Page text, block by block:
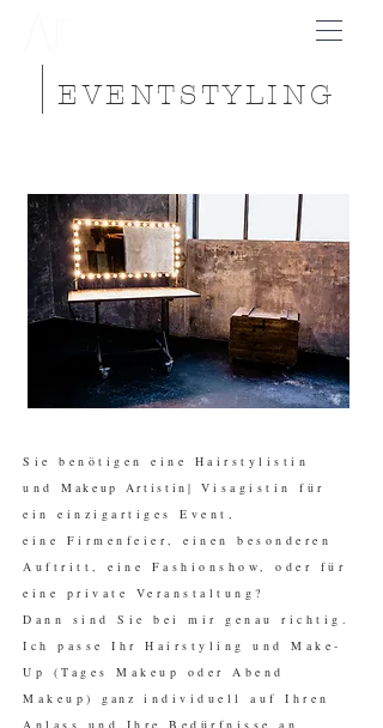
EVENTSTYLING
Sie benötigen eine Hairstylistin
und Makeup Artistin| Visagistin für
ein einzigartiges Event,
eine Firmenfeier, einen besonderen
Auftritt, eine Fashionshow, oder für
eine private Veranstaltung?
Dann sind Sie bei mir genau richtig.
Ich passe Ihr Hairstyling und Make-
Up (Tages Makeup oder Abend
Makeup) ganz
individuell auf Ihren
Anlass und Ihre Bedürfnisse an,